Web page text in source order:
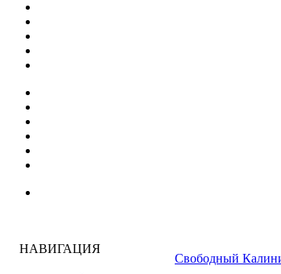
НАВИГАЦИЯ
Свободный